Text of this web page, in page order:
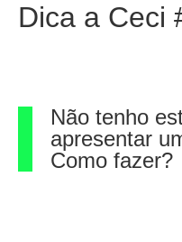
Dica a Ceci
Não tenho
apresentar
Como fazer?